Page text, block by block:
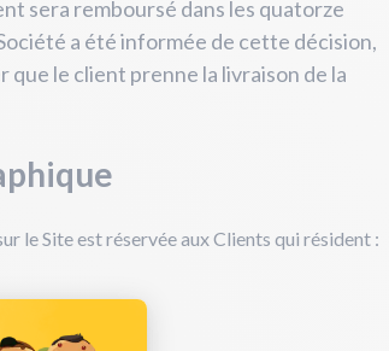
sera remboursé dans les quatorze
a été informée de cette décision,
que le client prenne la livraison de la
le Site est réservée aux Clients qui résident :